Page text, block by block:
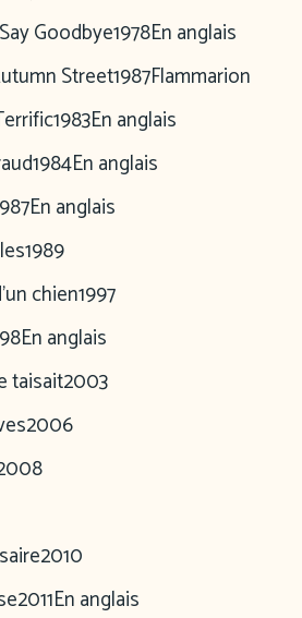
Goodbye1978En anglais
Street1987Flammarion
1983En anglais
1984En anglais
En anglais
1989
chien1997
En anglais
taisait2003
2006
2010
2011En anglais